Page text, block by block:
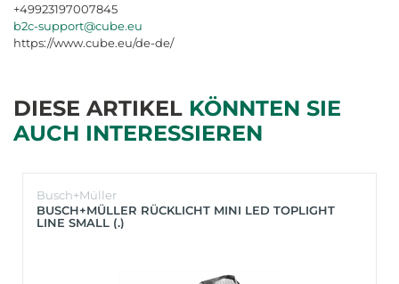
+49923197007845
b2c-support@cube.eu
https://www.cube.eu/de-de/
DIESE ARTIKEL KÖNNTEN SIE
AUCH INTERESSIEREN
Busch+Müller
BUSCH+MÜLLER RÜCKLICHT MINI LED TOPLIGHT
LINE SMALL (.)